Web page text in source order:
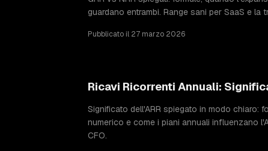
guardano entrambi. Range sani per SaaS e la
Pubblicato il 27 marzo 2026
Ricavi Ricorrenti Annuali:
Significato dell'ARR spiegato in modo chiaro:
numerico e come i piani annuali influenzano
CFO.